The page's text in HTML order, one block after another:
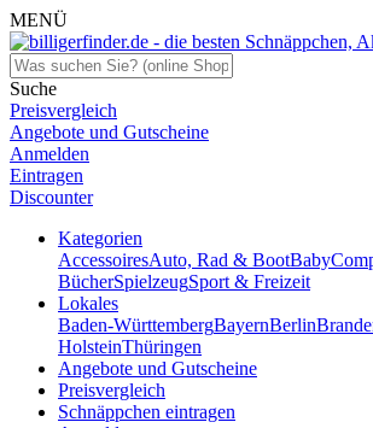
MENÜ
Suche
Preisvergleich
Angebote und Gutscheine
Anmelden
Eintragen
Discounter
Kategorien
AccessoiresAuto, Rad & BootBaby
BücherSpielzeugSport & Freizeit
Lokales
Baden-WürttembergBayernBerlin
HolsteinThüringen
Angebote und Gutscheine
Preisvergleich
Schnäppchen eintragen